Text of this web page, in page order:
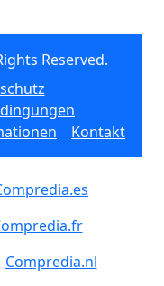
Reserved.
Kontakt
Compredia.nl